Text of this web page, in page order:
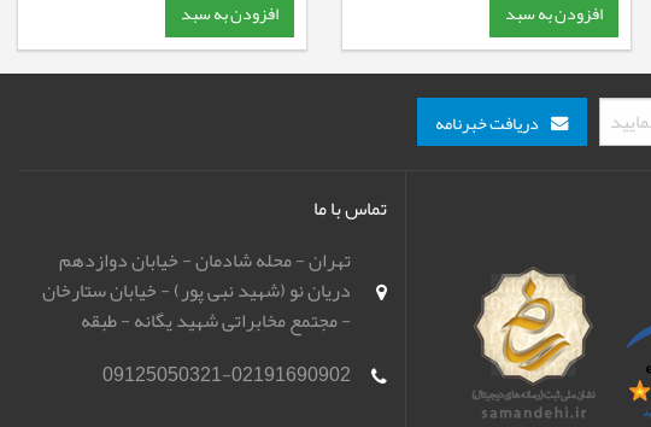
افزودن به سبد افزودن به سبد
دریافت خبرنامه
تماس با ما
تهران - محله شادمان - خیابان دوازدهم
دریان نو (شهید نبی پور) - خیابان ستارخان
- مجتمع مخابراتی شهید یگانه - طبقه
(مهرگان)
09125050321-02191690902